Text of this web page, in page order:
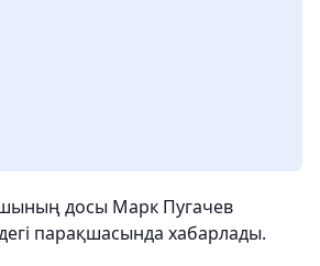
досы Марк Пугачев
парақшасында хабарлады.